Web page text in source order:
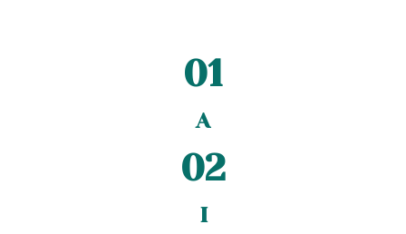
01
A
02
I